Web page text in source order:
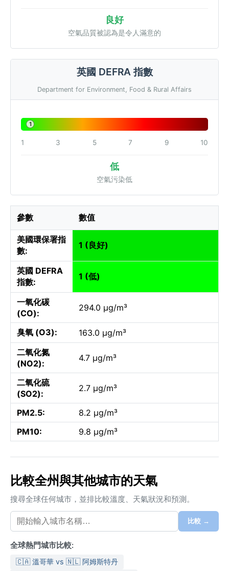
良好
空氣品質被認為是令人滿意的
英國 DEFRA 指數
Department for Environment, Food & Rural Affairs
1
1 3 5 7 9 10
低
空氣污染低
參數 數值
美國環保署指
數:
1 (良好)
英國 DEFRA
指數:
1 (低)
一氧化碳
(CO):
294.0 µg/m³
臭氧 (O3):
163.0 µg/m³
二氧化氮
(NO2):
4.7 µg/m³
二氧化硫
(SO2):
2.7 µg/m³
PM2.5:
8.2 µg/m³
PM10:
9.8 µg/m³
比較全州與其他城市的天氣
搜尋全球任何城市，並排比較溫度、天氣狀況和預測。
比較 →
全球熱門城市比較:
🇨🇦 溫哥華 vs 🇳🇱 阿姆斯特丹